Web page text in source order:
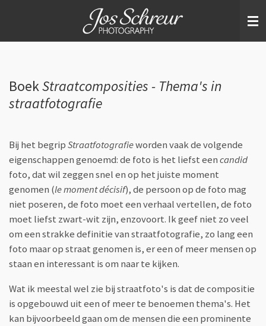
naar
BoekStraatcomposities - Thema's in
straatfotografie
Bij het begripStraatfotografieworden vaak de volgende
eigenschappen genoemd: de foto is het liefst eencandid
foto, dat wil zeggen snel en op het juiste moment
genomen (le moment décisif), de persoon op de foto mag
niet poseren, de foto moet een verhaal vertellen, de foto
moet liefst zwart-wit zijn, enzovoort. Ik geef niet zo veel
om een strakke definitie van straatfotografie, zo lang een
foto maar op straat genomen is, er een of meer mensen op
staan en interessant is om naar te kijken.
Wat ik meestal wel zie bij straatfoto's is dat de compositie
is opgebouwd uit een of meer te benoemen thema's. Het
kan bijvoorbeeld gaan om de mensen die een prominente